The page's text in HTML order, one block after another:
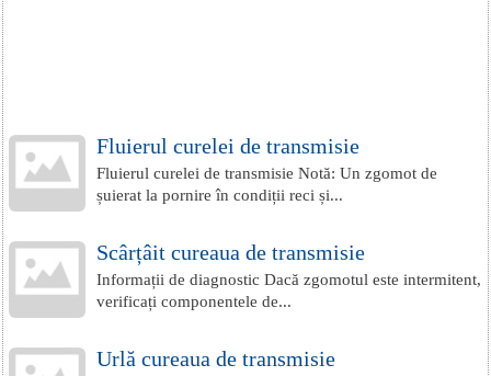
Fluierul curelei de transmisie
Fluierul curelei de transmisie Notă: Un zgomot de
șuierat la pornire în condiții reci și...
Scârțâit cureaua de transmisie
Informații de diagnostic Dacă zgomotul este intermitent,
verificați componentele de...
Urlă cureaua de transmisie